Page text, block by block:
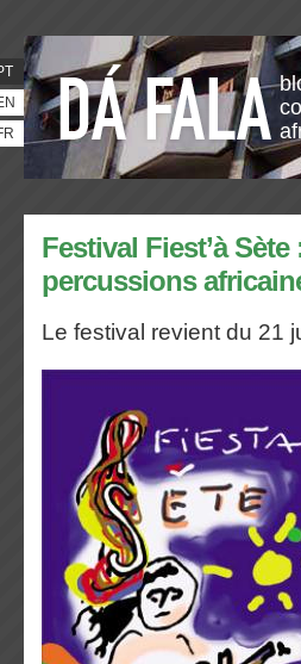
Festival Fiest’à
percussions
Le festival revient du 21